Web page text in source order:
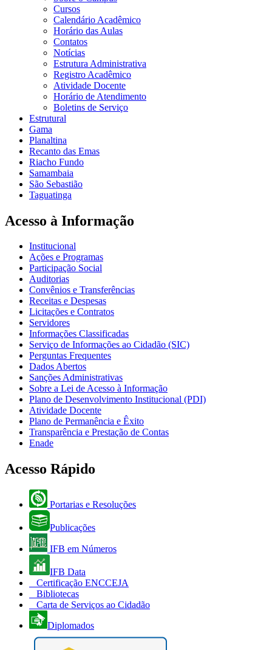
Cursos
Calendário Acadêmico
Horário das Aulas
Contatos
Notícias
Estrutura Administrativa
Registro Acadêmico
Atividade Docente
Horário de Atendimento
Boletins de Serviço
Estrutural
Gama
Planaltina
Recanto das Emas
Riacho Fundo
Samambaia
São Sebastião
Taguatinga
Acesso à Informação
Institucional
Ações e Programas
Participação Social
Auditorias
Convênios e Transferências
Receitas e Despesas
Licitações e Contratos
Servidores
Informações Classificadas
Serviço de Informações ao Cidadão (SIC)
Perguntas Frequentes
Dados Abertos
Sanções Administrativas
Sobre a Lei de Acesso à Informação
Plano de Desenvolvimento Institucional (PDI)
Atividade Docente
Plano de Permanência e Êxito
Transparência e Prestação de Contas
Enade
Acesso Rápido
Portarias e Resoluções
Publicações
IFB em Números
IFB Data
Certificação ENCCEJA
Bibliotecas
Carta de Serviços ao Cidadão
Diplomados